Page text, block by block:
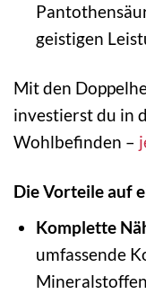
geistigen
Mit den
investierst du in
Wohlbefinden –
Die Vorteile auf
Komplette
umfassende